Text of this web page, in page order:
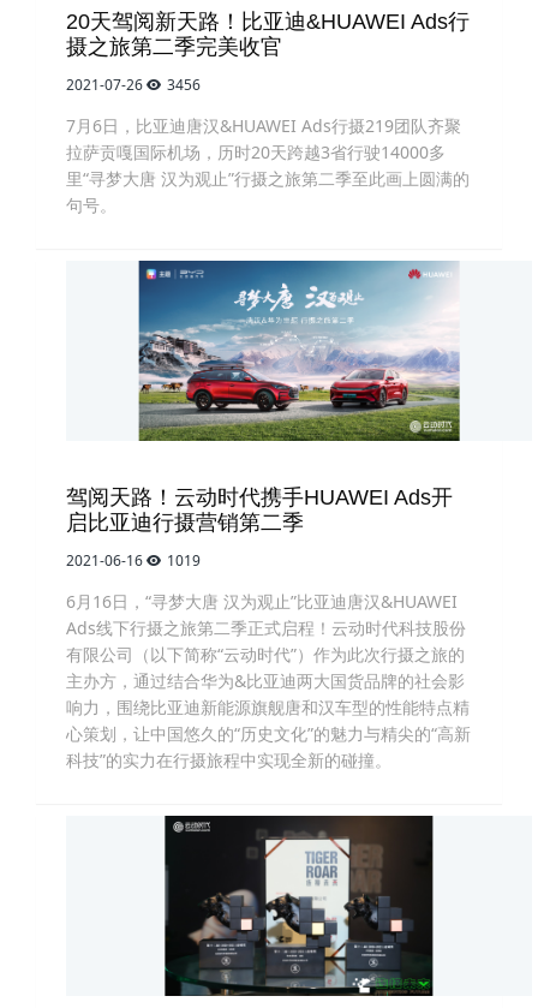
20天驾阅新天路！比亚迪&HUAWEI Ads行
摄之旅第二季完美收官
2021-07-26 3456
7月6日，比亚迪唐汉&HUAWEI Ads行摄219团队齐聚
拉萨贡嘎国际机场，历时20天跨越3省行驶14000多
里“寻梦大唐 汉为观止”行摄之旅第二季至此画上圆满的
句号。
驾阅天路！云动时代携手HUAWEI Ads开
启比亚迪行摄营销第二季
2021-06-16 1019
6月16日，“寻梦大唐 汉为观止”比亚迪唐汉&HUAWEI
Ads线下行摄之旅第二季正式启程！云动时代科技股份
有限公司（以下简称“云动时代”）作为此次行摄之旅的
主办方，通过结合华为&比亚迪两大国货品牌的社会影
响力，围绕比亚迪新能源旗舰唐和汉车型的性能特点精
心策划，让中国悠久的“历史文化”的魅力与精尖的“高新
科技”的实力在行摄旅程中实现全新的碰撞。